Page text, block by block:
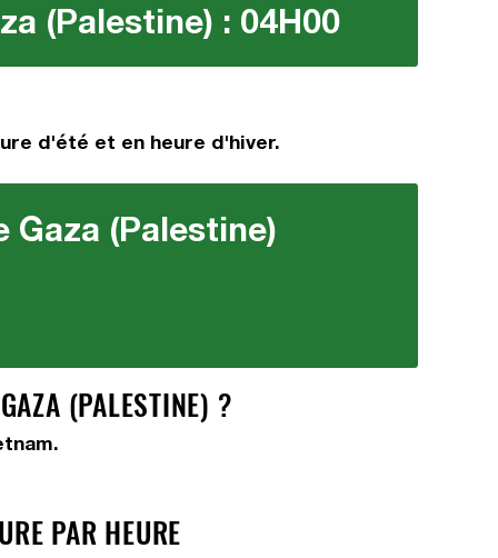
(Palestine) : 04H00
d'été et en heure d'hiver.
Gaza (Palestine)
(PALESTINE) ?
PAR HEURE